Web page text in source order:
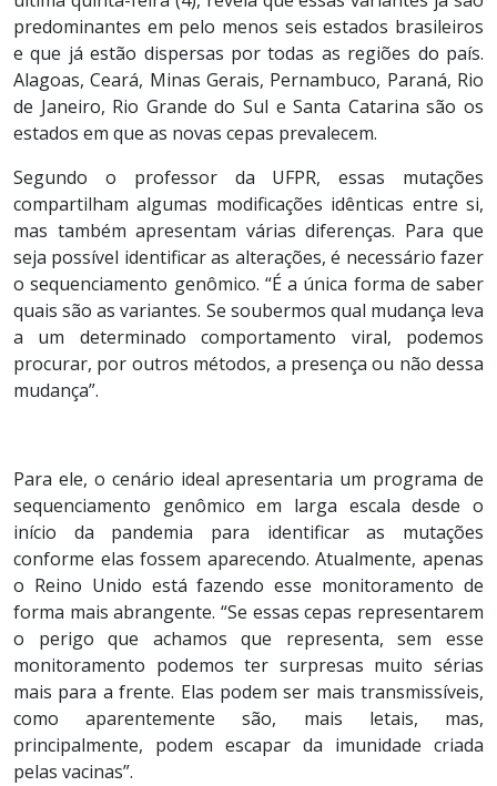
predominantes em pelo menos seis estados brasileiros
e que já estão dispersas por todas as regiões do país.
Alagoas, Ceará, Minas Gerais, Pernambuco, Paraná, Rio
de Janeiro, Rio Grande do Sul e Santa Catarina são os
estados em que as novas cepas prevalecem.
Segundo o professor da UFPR, essas mutações
compartilham algumas modificações idênticas entre si,
mas também apresentam várias diferenças. Para que
seja possível identificar as alterações, é necessário fazer
o sequenciamento genômico. “É a única forma de saber
quais são as variantes. Se soubermos qual mudança leva
a um determinado comportamento viral, podemos
procurar, por outros métodos, a presença ou não dessa
mudança”.
Para ele, o cenário ideal apresentaria um programa de
sequenciamento genômico em larga escala desde o
início da pandemia para identificar as mutações
conforme elas fossem aparecendo. Atualmente, apenas
o Reino Unido está fazendo esse monitoramento de
forma mais abrangente. “Se essas cepas representarem
o perigo que achamos que representa, sem esse
monitoramento podemos ter surpresas muito sérias
mais para a frente. Elas podem ser mais transmissíveis,
como aparentemente são, mais letais, mas,
principalmente, podem escapar da imunidade criada
pelas vacinas”.